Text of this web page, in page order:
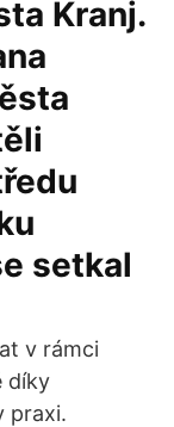
Kranj.
setkal
v rámci
díky
praxi.